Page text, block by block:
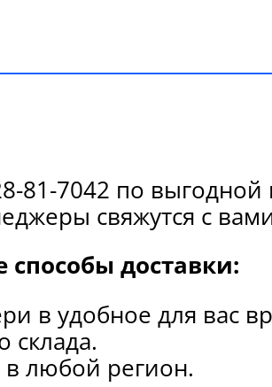
81-7042 по
свяжутся с
доставки:
в удобное для вас
склада.
в любой регион.